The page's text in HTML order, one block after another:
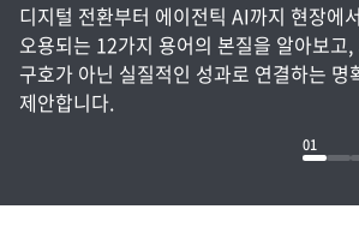
디지털 전환부터 에이전틱 AI까지 현장에
오용되는 12가지 용어의 본질을 알아보고
구호가 아닌 실질적인 성과로 연결하는 명
제안합니다.
01